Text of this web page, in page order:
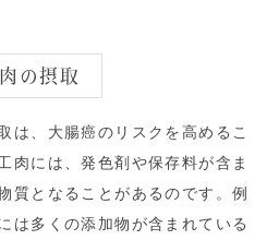
の摂取
は、大腸癌のリスクを高めるこ
肉には、発色剤や保存料が含ま
質となることがあるのです。例
は多くの添加物が含まれている